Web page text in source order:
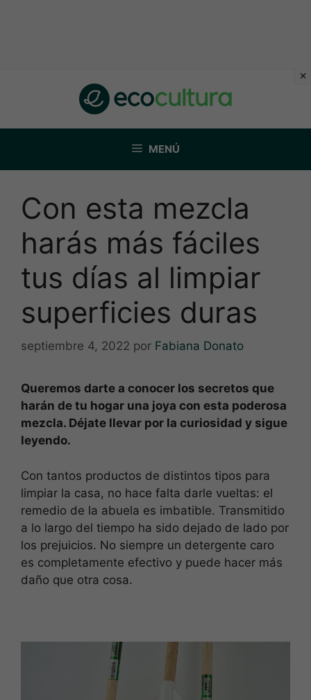
MENÚ
Con esta mezcla
harás más fáciles
tus días al limpiar
superficies duras
septiembre 4, 2022 por Fabiana Donato
Queremos darte a conocer los secretos que
harán de tu hogar una joya con esta poderosa
mezcla. Déjate llevar por la curiosidad y sigue
leyendo.
Con tantos productos de distintos tipos para
limpiar la casa, no hace falta darle vueltas: el
remedio de la abuela es imbatible. Transmitido
a lo largo del tiempo ha sido dejado de lado por
los prejuicios. No siempre un detergente caro
es completamente efectivo y puede hacer más
daño que otra cosa.